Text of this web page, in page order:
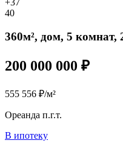
40
360м², дом, 5 комнат,
200 000 000 ₽
555 556 ₽/м²
Ореанда п.г.т.
В ипотеку